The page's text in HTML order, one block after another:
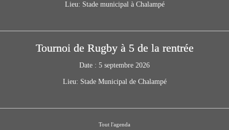
Lieu: Stade municipal à Chalampé
Tournoi de Rugby à 5 de la rentrée
Date : 5 septembre 2026
Lieu: Stade Municipal de Chalampé
Tout l'agenda